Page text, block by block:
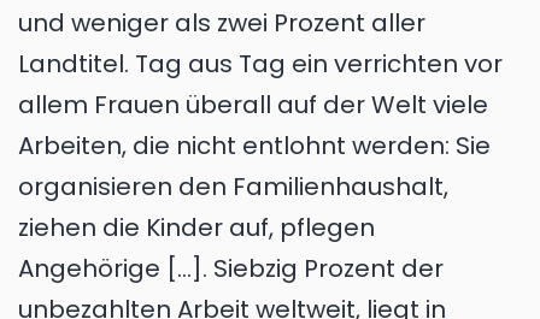
und weniger als zwei Prozent aller
Landtitel. Tag aus Tag ein verrichten vor
allem Frauen überall auf der Welt viele
Arbeiten, die nicht entlohnt werden: Sie
organisieren den Familienhaushalt,
ziehen die Kinder auf, pflegen
Angehörige […]. Siebzig Prozent der
unbezahlten Arbeit weltweit, liegt in